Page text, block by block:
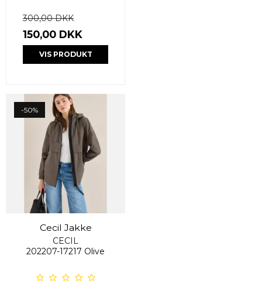
300,00 DKK
150,00 DKK
VIS PRODUKT
-50%
Cecil Jakke
CECIL
202207-17217 Olive